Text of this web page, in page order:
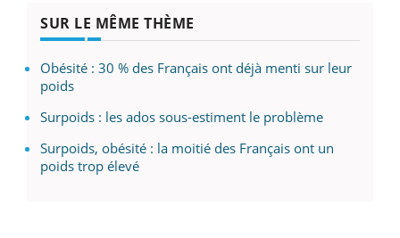
SUR LE MÊME THÈME
Obésité : 30 % des Français ont déjà menti sur leur
poids
Surpoids : les ados sous-estiment le problème
Surpoids, obésité : la moitié des Français ont un
poids trop élevé